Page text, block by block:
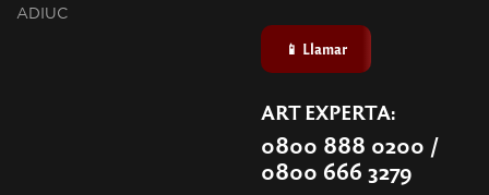
ADIUC
📱 Llamar
ART EXPERTA:
0800 888 0200 /
0800 666 3279